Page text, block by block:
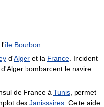
l'île Bourbon
d'Alger et la France . Incident
d'Alger bombardent le navire
de France à Tunis , permet
des Janissaires . Cette aide